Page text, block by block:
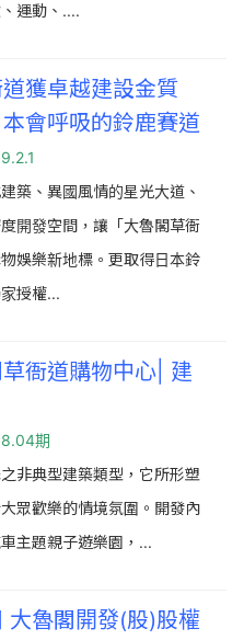
運動、....
獲卓越建設金質
會呼吸的鈴鹿賽道
築、異國風情的星光大道、
開發空間，讓「大魯閣草衙
娛樂新地標。更取得日本鈴
授權...
衙道購物中心| 建
期
非典型建築類型，它所形塑
眾歡樂的情境氛圍。開發內
主題親子遊樂園，...
大魯閣開發(股)股權